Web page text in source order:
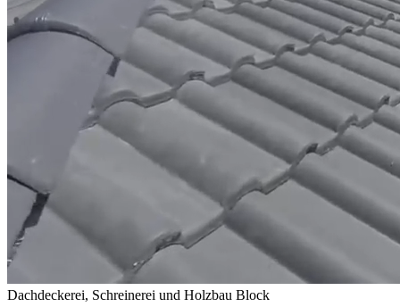
Dachdeckerei, Schreinerei und Holzbau Block